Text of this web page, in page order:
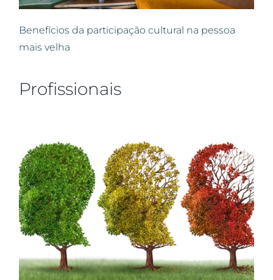
Benefícios da participação cultural na pessoa
mais velha
Profissionais